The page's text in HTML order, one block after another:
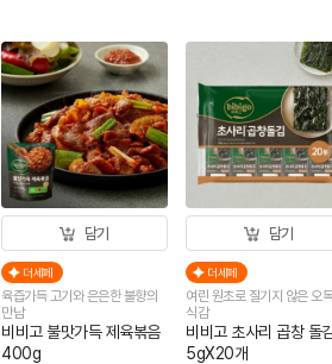
담기
더세페
육즙가득 고기와 은은한 불향의
만남
비비고 불맛가득 제육볶음
400g
담기
더세페
여린 원초로 질기지 않은 오
식감
비비고 초사리 곱창 돌
5gX20개